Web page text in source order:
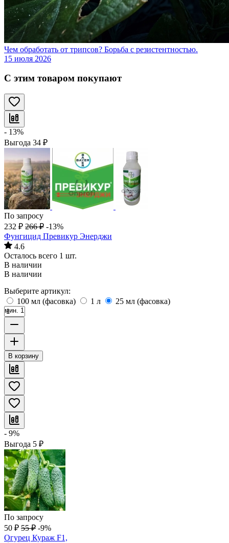
Чем обработать от трипсов? Борьба с резистентностью.
15 июля 2026
С этим товаром покупают
- 13%
Выгода 34 ₽
По запросу
232 ₽ 266 ₽ -13%
Фунгицид Превикур Энерджи
4.6
Осталось всего 1 шт.
В наличии
В наличии
Выберите артикул:
100 мл (фасовка)
1 л 25 мл (фасовка)
мин. 1
В корзину
- 9%
Выгода 5 ₽
По запросу
50 ₽ 55 ₽ -9%
Огурец Кураж F1,